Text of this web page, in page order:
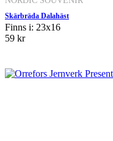
Skärbräda Dalahäst
Finns i: 23x16
59 kr